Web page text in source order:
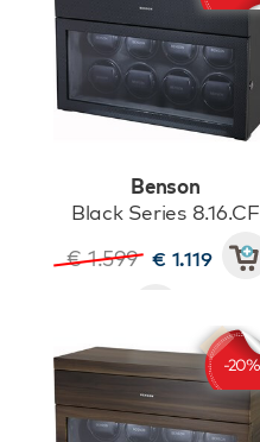
Benson
Black Series 8.16.CF
€ 1.599 € 1.119